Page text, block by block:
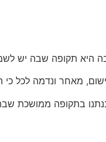
היא תקופה שבה יש
מאחר ונדמה לכל כי
בתקופה ממושכת